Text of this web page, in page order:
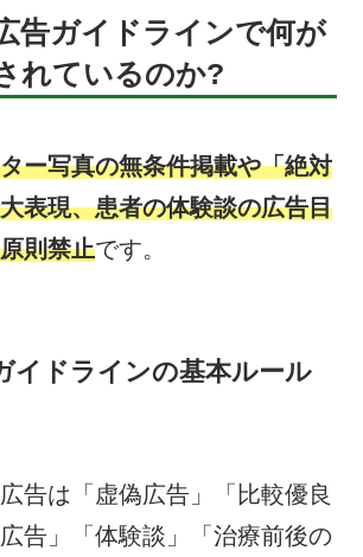
告ガイドラインで何が
れているのか?
ー写真の無条件掲載や「絶対
表現、患者の体験談の広告目
則禁止です。
イドラインの基本ルール
告は「虚偽広告」「比較優良
告」「体験談」「治療前後の